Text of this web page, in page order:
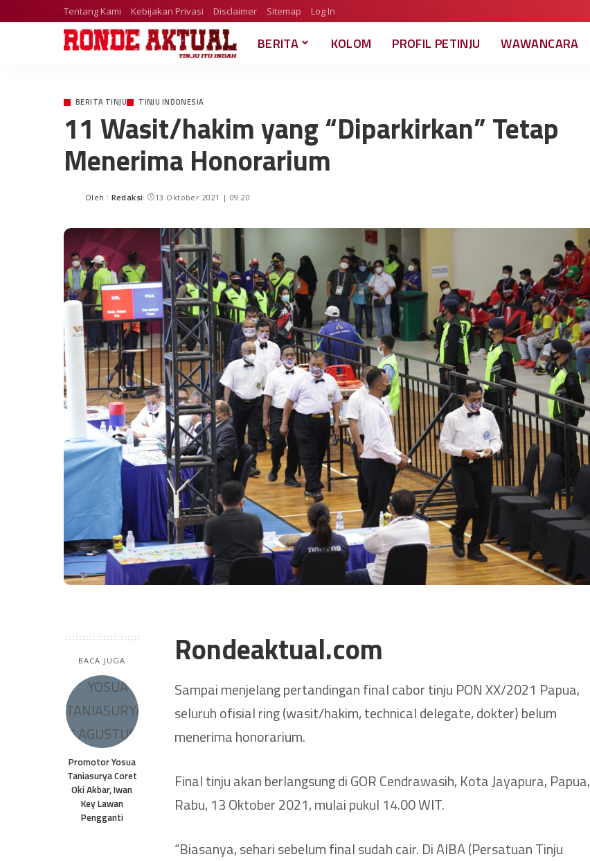
Tentang Kami Kebijakan Privasi Disclaimer Sitemap Log In
BERITA KOLOM PROFIL PETINJU WAWANCARA
BERITA TINJU TINJU INDONESIA
11 Wasit/hakim yang “Diparkirkan” Tetap
Menerima Honorarium
Oleh : Redaksi 13 Oktober 2021 | 09:20
BACA JUGA
Promotor Yosua
Taniasurya Coret
Oki Akbar, Iwan
Key Lawan
Pengganti
Rondeaktual.com
Sampai menjelang pertandingan final cabor tinju PON XX/2021 Papua,
seluruh ofisial ring (wasit/hakim, technical delegate, dokter) belum
menerima honorarium.
Final tinju akan berlangsung di GOR Cendrawasih, Kota Jayapura, Papua,
Rabu, 13 Oktober 2021, mulai pukul 14.00 WIT.
“Biasanya, sehari sebelum final sudah cair. Di AIBA (Persatuan Tinju